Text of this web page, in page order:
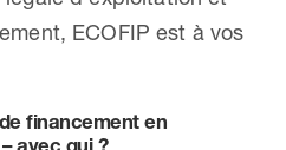
ECOFIP est à vos
financement en